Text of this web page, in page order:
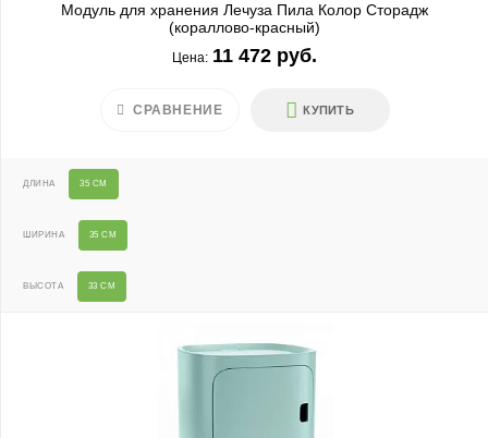
Модуль для хранения Лечуза Пила Колор Сторадж
(кораллово-красный)
Цена: 11 472 руб.
КУПИТЬ
СРАВНЕНИЕ
ДЛИНА 35 СМ
ШИРИНА 35 СМ
ВЫСОТА 33 СМ